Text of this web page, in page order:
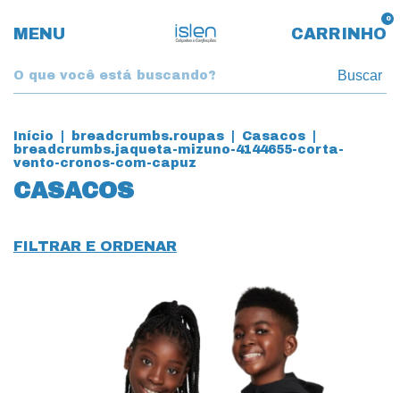
MENU CARRINHO
0
Buscar
Início breadcrumbs.roupas Casacos
breadcrumbs.jaqueta-mizuno-4144655-corta-
vento-cronos-com-capuz
CASACOS
FILTRAR E ORDENAR